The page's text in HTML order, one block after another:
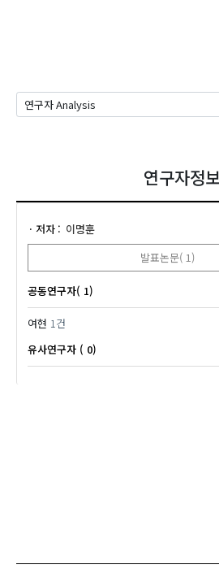
연구자정
저자
이명훈
발표논문( 1)
공동연구자( 1)
여현 1건
유사연구자 ( 0)